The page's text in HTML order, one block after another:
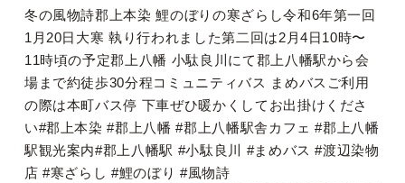
冬の風物詩郡上本染 鯉のぼりの寒ざらし令和6年第一回
1月20日大寒 執り行われました第二回は2月4日10時〜
11時頃の予定郡上八幡 小駄良川にて郡上八幡駅から会
場まで約徒歩30分程コミュニティバス まめバスご利用
の際は本町バス停 下車ぜひ暖かくしてお出掛けくださ
い#郡上本染 #郡上八幡 #郡上八幡駅舎カフェ #郡上八幡
駅観光案内#郡上八幡駅 #小駄良川 #まめバス #渡辺染物
店 #寒ざらし #鯉のぼり #風物詩